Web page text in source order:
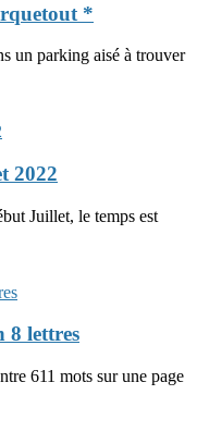
*
un parking aisé à trouver
2022
Juillet, le temps est
8 lettres
611 mots sur une page